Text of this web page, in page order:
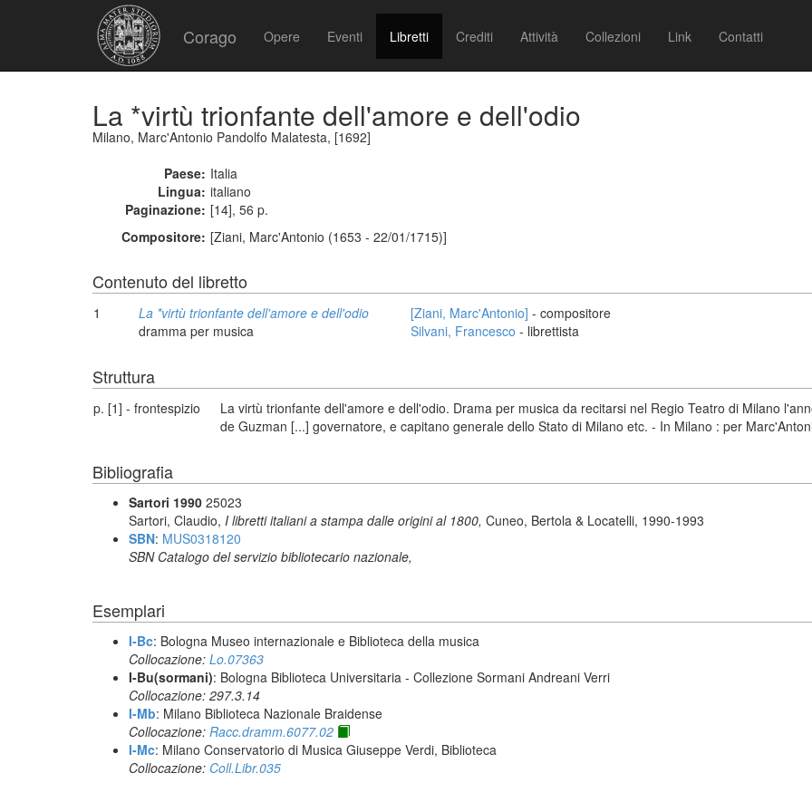
Corago Opere Eventi Libretti Crediti Attività Collezioni Link Contatti
La *virtù trionfante dell'amore e dell'odio
Milano, Marc'Antonio Pandolfo Malatesta, [1692]
Paese: Italia
Lingua: italiano
Paginazione: [14], 56 p.
Compositore: [Ziani, Marc'Antonio (1653 - 22/01/1715)]
Contenuto del libretto
1
La *virtù trionfante dell'amore e dell'odio
dramma per musica
[Ziani, Marc'Antonio] - compositore
Silvani, Francesco - librettista
Struttura
p. [1] - frontespizio
La virtù trionfante dell'amore e dell'odio. Drama per musica da recitarsi nel Regio Teatro di Milano
de Guzman [...] governatore, e capitano generale dello Stato di Milano etc. - In Milano : per
Bibliografia
Sartori 1990 25023
Sartori, Claudio, I libretti italiani a stampa dalle origini al 1800, Cuneo, Bertola & Locatelli, 1990-1993
SBN: MUS0318120
SBN Catalogo del servizio bibliotecario nazionale,
Esemplari
I-Bc: Bologna Museo internazionale e Biblioteca della musica
Collocazione: Lo.07363
I-Bu(sormani): Bologna Biblioteca Universitaria - Collezione Sormani Andreani Verri
Collocazione: 297.3.14
I-Mb: Milano Biblioteca Nazionale Braidense
Collocazione: Racc.dramm.6077.02
I-Mc: Milano Conservatorio di Musica Giuseppe Verdi, Biblioteca
Collocazione: Coll.Libr.035